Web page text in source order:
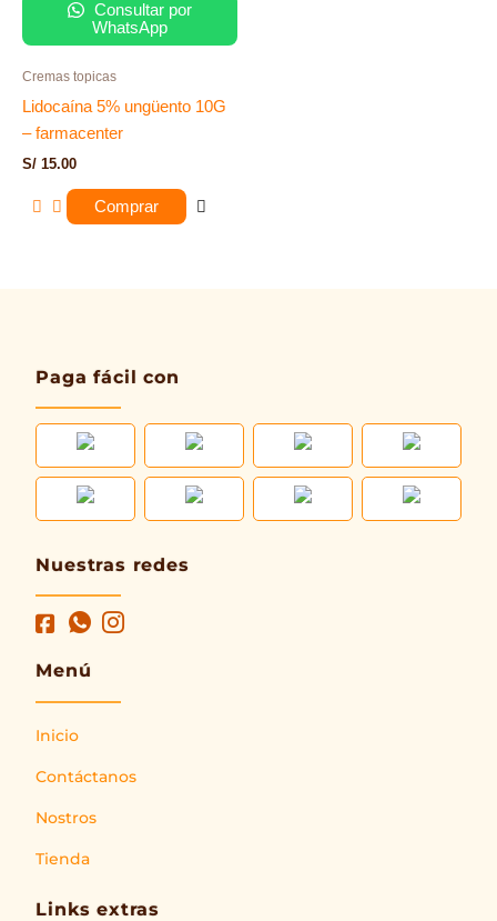
Consultar por
WhatsApp
Cremas topicas
Lidocaína 5% ungüento 10G
– farmacenter
S/ 15.00
Comprar
Paga fácil con
Nuestras redes
Menú
Inicio
Contáctanos
Nostros
Tienda
Links extras